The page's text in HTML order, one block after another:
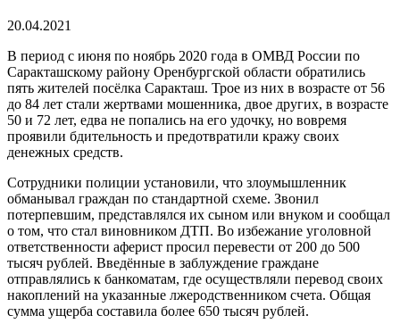
20.04.2021
В период с июня по ноябрь 2020 года в ОМВД России по
Саракташскому району Оренбургской области обратились
пять жителей посёлка Саракташ. Трое из них в возрасте от 56
до 84 лет стали жертвами мошенника, двое других, в возрасте
50 и 72 лет, едва не попались на его удочку, но вовремя
проявили бдительность и предотвратили кражу своих
денежных средств.
Сотрудники полиции установили, что злоумышленник
обманывал граждан по стандартной схеме. Звонил
потерпевшим, представлялся их сыном или внуком и сообщал
о том, что стал виновником ДТП. Во избежание уголовной
ответственности аферист просил перевести от 200 до 500
тысяч рублей. Введённые в заблуждение граждане
отправлялись к банкоматам, где осуществляли перевод своих
накоплений на указанные лжеродственником счета. Общая
сумма ущерба составила более 650 тысяч рублей.